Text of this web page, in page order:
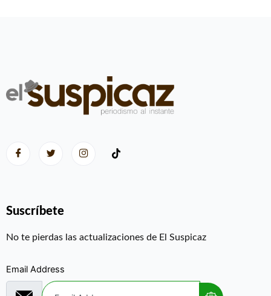
Suscríbete
No te pierdas las actualizaciones de El Suspicaz
Email Address